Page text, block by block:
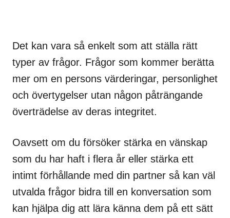
Det kan vara så enkelt som att ställa rätt
typer av frågor. Frågor som kommer berätta
mer om en persons värderingar, personlighet
och övertygelser utan någon påträngande
överträdelse av deras integritet.
Oavsett om du försöker stärka en vänskap
som du har haft i flera år eller stärka ett
intimt förhållande med din partner så kan väl
utvalda frågor bidra till en konversation som
kan hjälpa dig att lära känna dem på ett sätt